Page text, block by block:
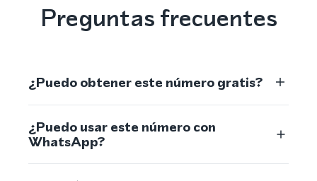
Preguntas frecuentes
¿Puedo obtener este número gratis?
¿Puedo usar este número con
WhatsApp?